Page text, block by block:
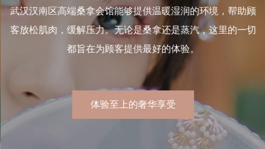
成为了都市人放松身心、
走进武汉汉南区桑拿养生
松，享受一段属于自己的
武汉汉南区高端桑拿会馆能够
客放松肌肉，缓解压力。无论
都旨在为顾客提
体验至上的